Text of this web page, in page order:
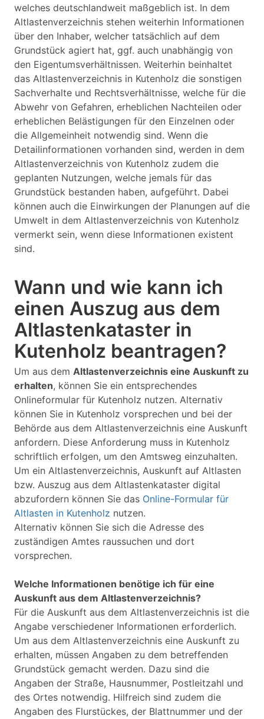
welches deutschlandweit maßgeblich ist. In dem
Altlastenverzeichnis stehen weiterhin Informationen
über den Inhaber, welcher tatsächlich auf dem
Grundstück agiert hat, ggf. auch unabhängig von
den Eigentumsverhältnissen. Weiterhin beinhaltet
das Altlastenverzeichnis in Kutenholz die sonstigen
Sachverhalte und Rechtsverhältnisse, welche für die
Abwehr von Gefahren, erheblichen Nachteilen oder
erheblichen Belästigungen für den Einzelnen oder
die Allgemeinheit notwendig sind. Wenn die
Detailinformationen vorhanden sind, werden in dem
Altlastenverzeichnis von Kutenholz zudem die
geplanten Nutzungen, welche jemals für das
Grundstück bestanden haben, aufgeführt. Dabei
können auch die Einwirkungen der Planungen auf die
Umwelt in dem Altlastenverzeichnis von Kutenholz
vermerkt sein, wenn diese Informationen existent
sind.
Wann und wie kann ich
einen Auszug aus dem
Altlastenkataster in
Kutenholz beantragen?
Um aus dem Altlastenverzeichnis eine Auskunft zu
erhalten, können Sie ein entsprechendes
Onlineformular für Kutenholz nutzen. Alternativ
können Sie in Kutenholz vorsprechen und bei der
Behörde aus dem Altlastenverzeichnis eine Auskunft
anfordern. Diese Anforderung muss in Kutenholz
schriftlich erfolgen, um den Amtsweg einzuhalten.
Um ein Altlastenverzeichnis, Auskunft auf Altlasten
bzw. Auszug aus dem Altlastenkataster digital
abzufordern können Sie das Online-Formular für
Altlasten in Kutenholz nutzen.
Alternativ können Sie sich die Adresse des
zuständigen Amtes raussuchen und dort
vorsprechen.
Welche Informationen benötige ich für eine
Auskunft aus dem Altlastenverzeichnis?
Für die Auskunft aus dem Altlastenverzeichnis ist die
Angabe verschiedener Informationen erforderlich.
Um aus dem Altlastenverzeichnis eine Auskunft zu
erhalten, müssen Angaben zu dem betreffenden
Grundstück gemacht werden. Dazu sind die
Angaben der Straße, Hausnummer, Postleitzahl und
des Ortes notwendig. Hilfreich sind zudem die
Angaben des Flurstückes, der Blattnummer und der